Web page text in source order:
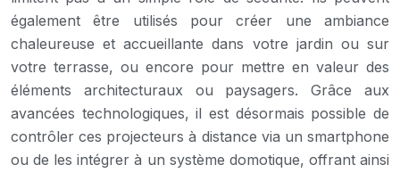
également être utilisés pour créer une ambiance
chaleureuse et accueillante dans votre jardin ou sur
votre terrasse, ou encore pour mettre en valeur des
éléments architecturaux ou paysagers. Grâce aux
avancées technologiques, il est désormais possible de
contrôler ces projecteurs à distance via un smartphone
ou de les intégrer à un système domotique, offrant ainsi